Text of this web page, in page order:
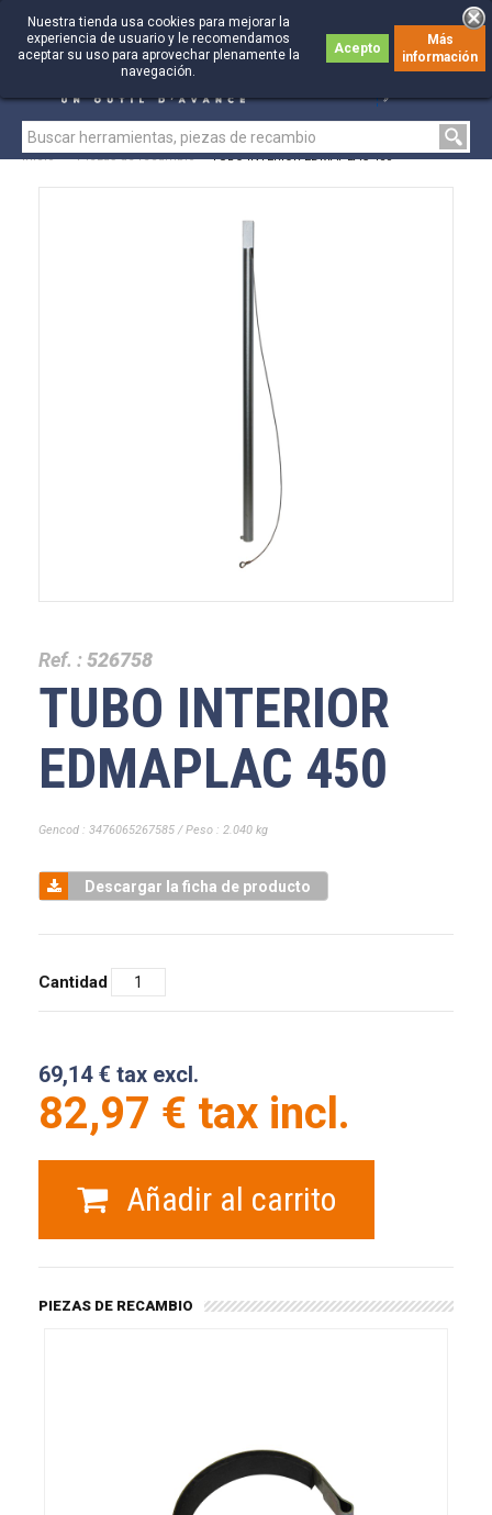
0
0
Nuestra tienda usa cookies para mejorar la
experiencia de usuario y le recomendamos
aceptar su uso para aprovechar plenamente la
navegación.
Acepto
Más
información
Inicio > Piezas de recambio > TUBO INTERIOR EDMAPLAC 450
Ref. :526758
TUBO INTERIOR
EDMAPLAC 450
Gencod : 3476065267585 / Peso : 2.040 kg
Descargar la ficha de producto
Cantidad
69,14 € tax excl.
82,97 € tax incl.
Añadir al carrito
PIEZAS DE RECAMBIO